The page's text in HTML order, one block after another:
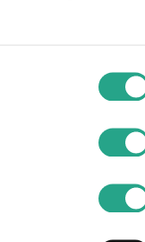
med dette fine